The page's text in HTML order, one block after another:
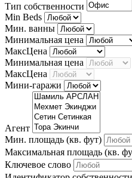
Тип собственности
Min Beds
Мин. ванны
Минимальная цена
МаксЦена
Минимальная цена
МаксЦена
Мини-гаражи
Агент
Мин. площадь (кв. фут)
Максимальная площадь (кв.
Ключевое слово